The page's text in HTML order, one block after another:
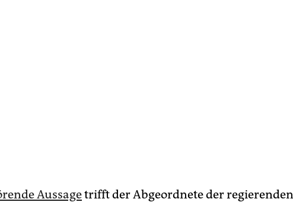
Aussagetrifft der Abgeordnete der regierenden